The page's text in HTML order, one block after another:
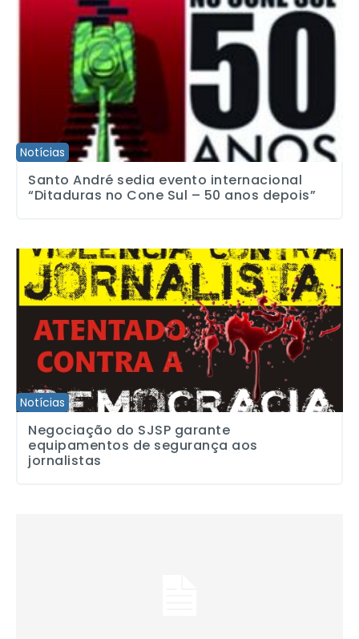
Notícias
Santo André sedia evento internacional “Ditaduras no Cone Sul –
Santo André sedia evento internacional
“Ditaduras no Cone Sul – 50 anos depois”
Notícias
Negociação do SJSP garante equipamentos de segurança aos
Negociação do SJSP garante
equipamentos de segurança aos
jornalistas